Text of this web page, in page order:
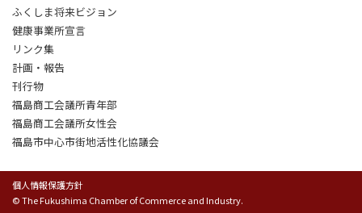
ふくしま将来ビジョン
健康事業所宣言
リンク集
計画・報告
刊行物
福島商工会議所青年部
福島商工会議所女性会
福島市中心市街地活性化協議会
個人情報保護方針
© The Fukushima Chamber of Commerce and Industry.